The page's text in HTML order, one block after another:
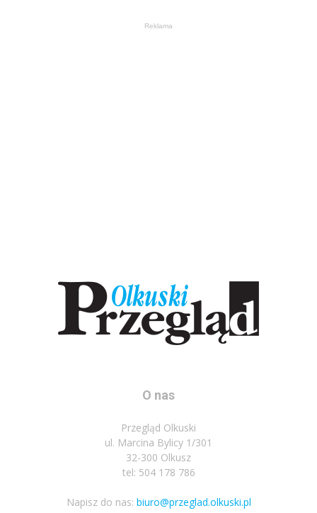
Reklama
O nas
Przegląd Olkuski
ul. Marcina Bylicy 1/301
32-300 Olkusz
tel: 504 178 786
Napisz do nas: biuro@przeglad.olkuski.pl